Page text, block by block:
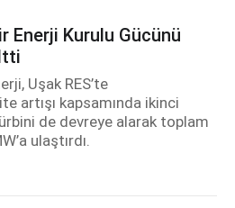
Enerji Kurulu Gücünü
Uşak RES’te
artışı kapsamında ikinci
de devreye alarak toplam
ulaştırdı.